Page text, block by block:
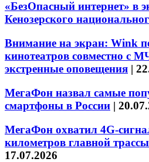
«БезОпасный интернет» в
Кенозерского
Внимание на экран: Wink
кинотеатров совместно с
экстренные оповещения |
МегаФон назвал самые
смартфоны в России |
МегаФон охватил 4G-
километров главной
17.07.2026